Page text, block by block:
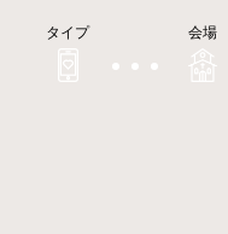
タイプ 会場